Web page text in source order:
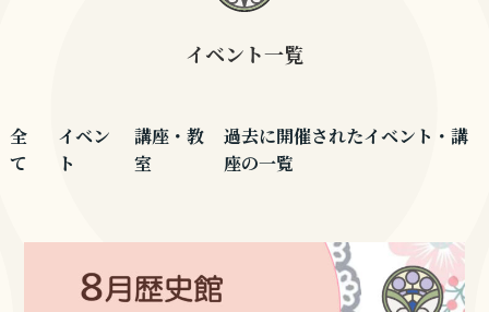
イベント一覧
全
て
イベン
ト
講座・教
室
過去に開催されたイベント・講
座の一覧